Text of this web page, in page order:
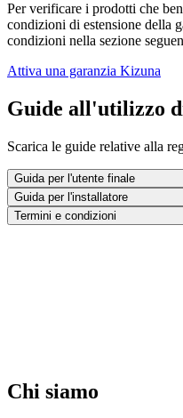
Per verificare i prodotti che
condizioni di estensione della
condizioni nella sezione
Attiva una garanzia Kizuna
Guide all'utilizzo
Scarica le guide relative alla
Guida per l'utente finale
Guida per l'installatore
Termini e condizioni
Chi siamo